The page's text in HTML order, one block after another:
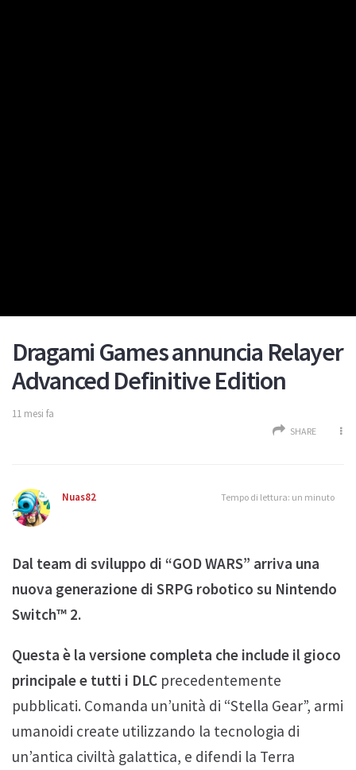
Dragami Games annuncia Relayer
Advanced Definitive Edition
11 mesi fa
SHARE
Nuas82 Tempo di lettura: un minuto
Dal team di sviluppo di “GOD WARS” arriva una
nuova generazione di SRPG robotico su Nintendo
Switch™ 2.
Questa è la versione completa che include il gioco
principale e tutti i DLC precedentemente
pubblicati. Comanda un’unità di “Stella Gear”, armi
umanoidi create utilizzando la tecnologia di
un’antica civiltà galattica, e difendi la Terra